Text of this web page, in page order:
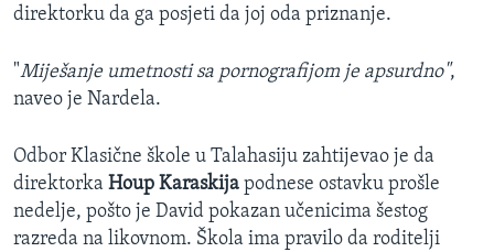
direktorku da ga posjeti da joj oda priznanje.
"Miješanje umetnosti sa pornografijom je apsurdno",
naveo je Nardela.
Odbor Klasične škole u Talahasiju zahtijevao je da
direktorka Houp Karaskija podnese ostavku prošle
nedelje, pošto je David pokazan učenicima šestog
razreda na likovnom. Škola ima pravilo da roditelji